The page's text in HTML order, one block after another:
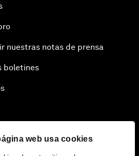
web usa cookies
nuestras notas de prensa
boletines